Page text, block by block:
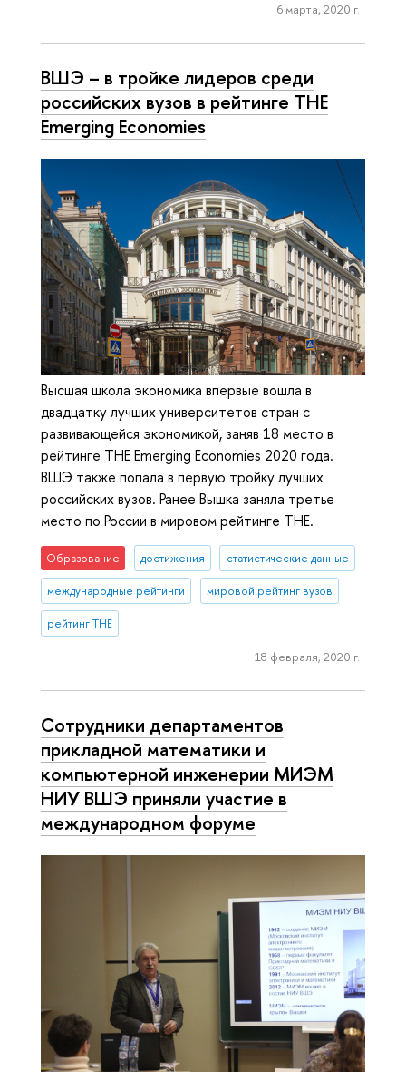
6 марта, 2020 г.
ВШЭ – в тройке лидеров среди
российских вузов в рейтинге ТНЕ
Emerging Economies
Высшая школа экономика впервые вошла в
двадцатку лучших университетов стран с
развивающейся экономикой, заняв 18 место в
рейтинге ТНЕ Emerging Economies 2020 года.
ВШЭ также попала в первую тройку лучших
российских вузов. Ранее Вышка заняла третье
место по России в мировом рейтинге ТНЕ.
Образование достижения статистические данные
международные рейтинги мировой рейтинг вузов
рейтинг THE
18 февраля, 2020 г.
Сотрудники департаментов
прикладной математики и
компьютерной инженерии МИЭМ
НИУ ВШЭ приняли участие в
международном форуме